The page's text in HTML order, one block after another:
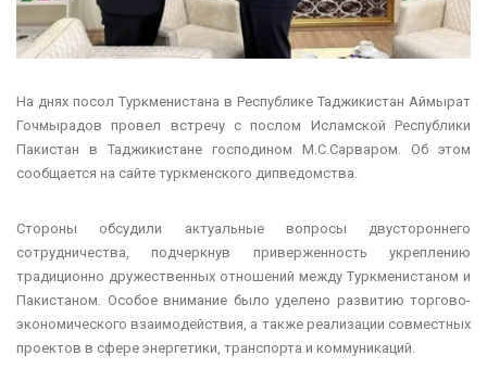
На днях посол Туркменистана в Республике Таджикистан Аймырат
Гочмырадов провел встречу с послом Исламской Республики
Пакистан в Таджикистане господином М.С.Сарваром. Об этом
сообщается на сайте туркменского дипведомства.
Стороны обсудили актуальные вопросы двустороннего
сотрудничества, подчеркнув приверженность укреплению
традиционно дружественных отношений между Туркменистаном и
Пакистаном. Особое внимание было уделено развитию торгово-
экономического взаимодействия, а также реализации совместных
проектов в сфере энергетики, транспорта и коммуникаций.